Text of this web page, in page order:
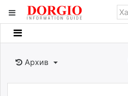
Мэдээллийн
Банк санхүү
Бизнес ААН
Архив